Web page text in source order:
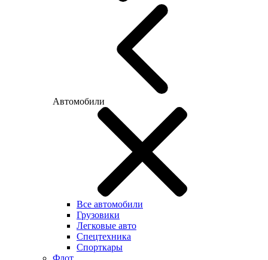
Автомобили
Все автомобили
Грузовики
Легковые авто
Спецтехника
Спорткары
Флот